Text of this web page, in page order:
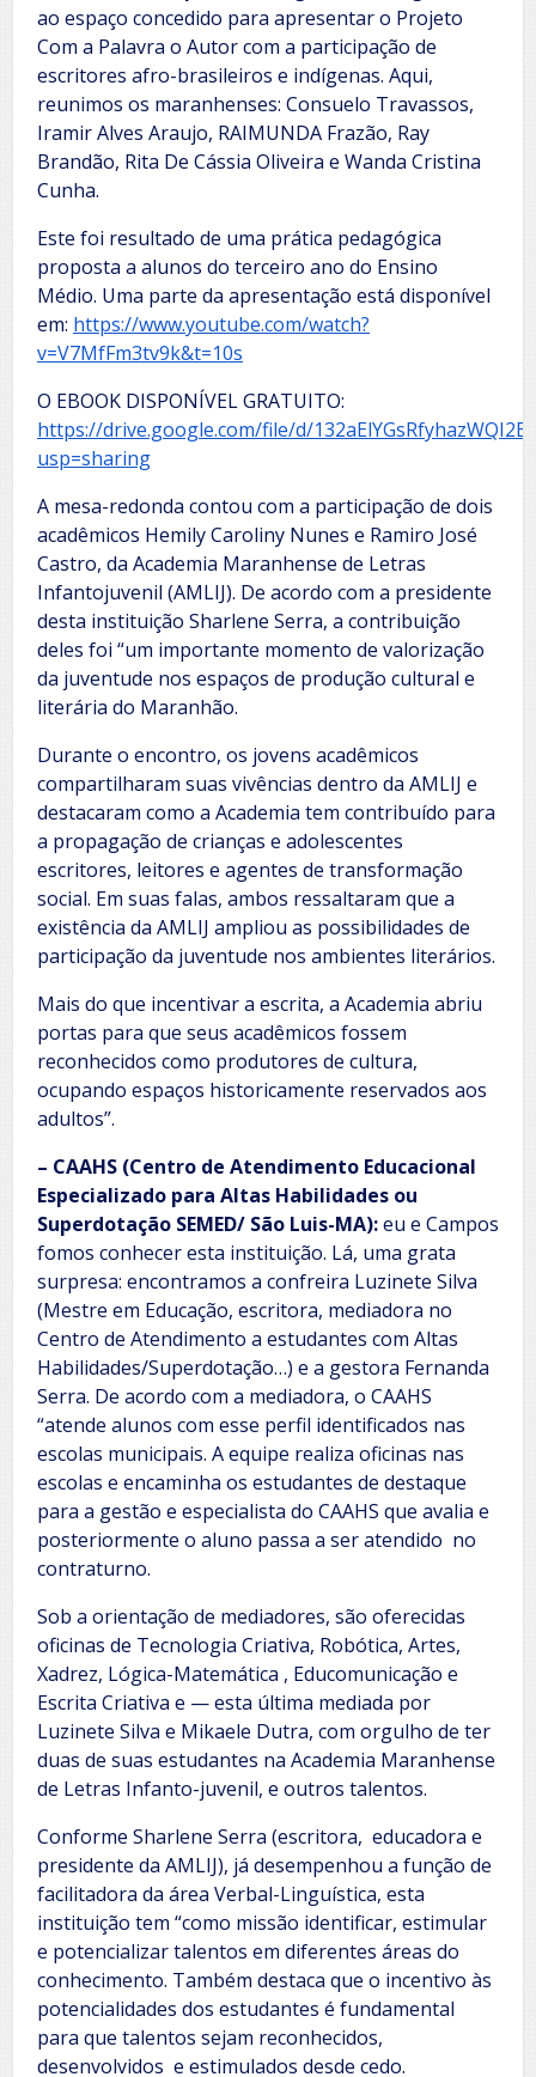
ao espaço concedido para apresentar o Projeto
Com a Palavra o Autor com a participação de
escritores afro-brasileiros e indígenas. Aqui,
reunimos os maranhenses: Consuelo Travassos,
Iramir Alves Araujo, RAIMUNDA Frazão, Ray
Brandão, Rita De Cássia Oliveira e Wanda Cristina
Cunha.
Este foi resultado de uma prática pedagógica
proposta a alunos do terceiro ano do Ensino
Médio. Uma parte da apresentação está disponível
em: https://www.youtube.com/watch?
v=V7MfFm3tv9k&t=10s
O EBOOK DISPONÍVEL GRATUITO:
https://drive.google.com/file/d/
usp=sharing
A mesa-redonda contou com a participação de dois
acadêmicos Hemily Caroliny Nunes e Ramiro José
Castro, da Academia Maranhense de Letras
Infantojuvenil (AMLIJ). De acordo com a presidente
desta instituição Sharlene Serra, a contribuição
deles foi “um importante momento de valorização
da juventude nos espaços de produção cultural e
literária do Maranhão.
Durante o encontro, os jovens acadêmicos
compartilharam suas vivências dentro da AMLIJ e
destacaram como a Academia tem contribuído para
a propagação de crianças e adolescentes
escritores, leitores e agentes de transformação
social. Em suas falas, ambos ressaltaram que a
existência da AMLIJ ampliou as possibilidades de
participação da juventude nos ambientes literários.
Mais do que incentivar a escrita, a Academia abriu
portas para que seus acadêmicos fossem
reconhecidos como produtores de cultura,
ocupando espaços historicamente reservados aos
adultos”.
– CAAHS (Centro de Atendimento Educacional
Especializado para Altas Habilidades ou
Superdotação SEMED/ São Luis-MA):eu e Campos
fomos conhecer esta instituição. Lá, uma grata
surpresa: encontramos a confreira Luzinete Silva
(Mestre em Educação, escritora, mediadora no
Centro de Atendimento a estudantes com Altas
Habilidades/Superdotação…) e a gestora Fernanda
Serra. De acordo com a mediadora, o CAAHS
“atende alunos com esse perfil identificados nas
escolas municipais. A equipe realiza oficinas nas
escolas e encaminha os estudantes de destaque
para a gestão e especialista do CAAHS que avalia e
posteriormente o aluno passa a ser atendido no
contraturno.
Sob a orientação de mediadores, são oferecidas
oficinas de Tecnologia Criativa, Robótica, Artes,
Xadrez, Lógica-Matemática , Educomunicação e
Escrita Criativa e — esta última mediada por
Luzinete Silva e Mikaele Dutra, com orgulho de ter
duas de suas estudantes na Academia Maranhense
de Letras Infanto-juvenil, e outros talentos.
Conforme Sharlene Serra (escritora, educadora e
presidente da AMLIJ), já desempenhou a função de
facilitadora da área Verbal-Linguística, esta
instituição tem “como missão identificar, estimular
e potencializar talentos em diferentes áreas do
conhecimento. Também destaca que o incentivo às
potencialidades dos estudantes é fundamental
para que talentos sejam reconhecidos,
desenvolvidos e estimulados desde cedo.